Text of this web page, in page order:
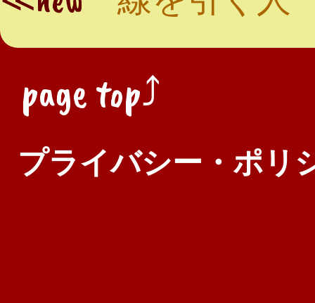
page top⤴
プライバシー・ポリ